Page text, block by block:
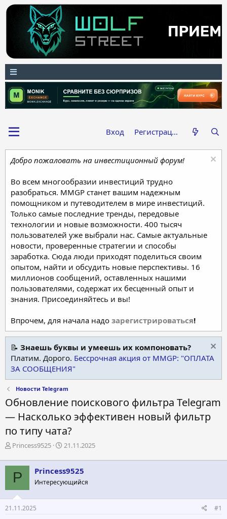
Вход Регистрация
Добро пожаловать на инвестиционный форум!
Во всем многообразии инвестиций трудно
разобраться. MMGP станет вашим надежным
помощником и путеводителем в мире инвестиций.
Только самые последние тренды, передовые
технологии и новые возможности. 400 тысяч
пользователей уже выбрали нас. Самые актуальные
новости, проверенные стратегии и способы
заработка. Сюда люди приходят поделиться своим
опытом, найти и обсудить новые перспективы. 16
миллионов сообщений, оставленных нашими
пользователями, содержат их бесценный опыт и
знания. Присоединяйтесь и вы!
Впрочем, для начала надо зарегистрироваться!
📝 Знаешь буквы и умеешь их компоновать?
Платим. Дорого. Бессрочная акция от MMGP: "ОПЛАТА
ЗА СООБЩЕНИЯ"
Новости Telegram
Обновление поискового фильтра Telegram
— Насколько эффективен новый фильтр
по типу чата?
А
т
о
р
т
е
м
Princess9525
Д
т
а
н
ч
21.11.2025
P Princess9525
Интересующийся
21.11.2025 #1